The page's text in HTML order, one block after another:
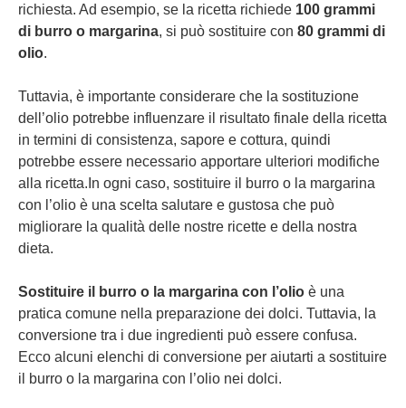
richiesta. Ad esempio, se la ricetta richiede 100 grammi
di burro o margarina, si può sostituire con 80 grammi di
olio.
Tuttavia, è importante considerare che la sostituzione
dell’olio potrebbe influenzare il risultato finale della ricetta
in termini di consistenza, sapore e cottura, quindi
potrebbe essere necessario apportare ulteriori modifiche
alla ricetta.In ogni caso, sostituire il burro o la margarina
con l’olio è una scelta salutare e gustosa che può
migliorare la qualità delle nostre ricette e della nostra
dieta.
Sostituire il burro o la margarina con l’olio è una
pratica comune nella preparazione dei dolci. Tuttavia, la
conversione tra i due ingredienti può essere confusa.
Ecco alcuni elenchi di conversione per aiutarti a sostituire
il burro o la margarina con l’olio nei dolci.